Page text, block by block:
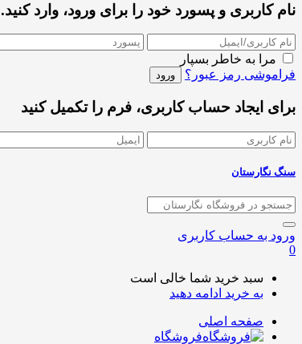
نام کاربری و پسورد خود را برای ورود، وارد کنید.
مرا به خاطر بسپار
فراموشی رمز عبور؟
برای ایجاد حساب کاربری، فرم را تکمیل کنید
سنگ نگارستان
ورود به حساب کاربری
0
سبد خرید شما خالی است
به خرید ادامه دهید
صفحه اصلی
فروشگاه